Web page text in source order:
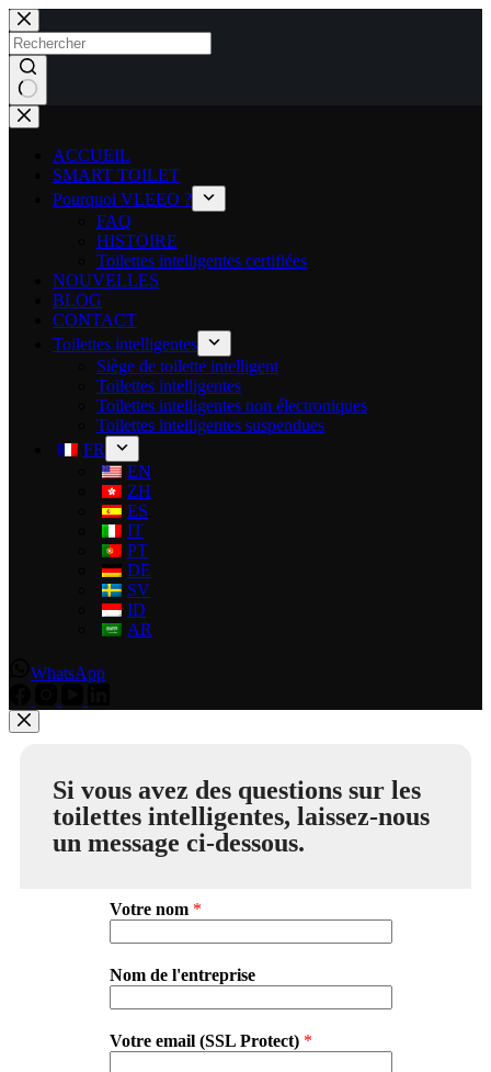
ACCUEIL
SMART TOILET
Pourquoi VLEEO ?
FAQ
HISTOIRE
Toilettes intelligentes certifiées
NOUVELLES
BLOG
CONTACT
Toilettes intelligentes
Siège de toilette intelligent
Toilettes intelligentes
Toilettes intelligentes non électroniques
Toilettes intelligentes suspendues
FR
EN
ZH
ES
IT
PT
DE
SV
ID
AR
WhatsApp
Si vous avez des questions sur les
toilettes intelligentes, laissez-nous
un message ci-dessous.
Votre nom *
Nom de l'entreprise
Votre email (SSL Protect) *